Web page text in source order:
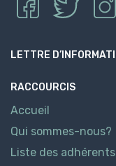
LETTRE
RACCOURCIS
Accueil
Qui sommes-nous?
Liste des adhérents